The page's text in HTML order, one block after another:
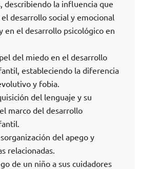
describiendo la influencia que
desarrollo social y emocional
en el desarrollo psicológico en
del miedo en el desarrollo
estableciendo la diferencia
y fobia.
del lenguaje y su
marco del desarrollo
del apego y
relacionadas.
de un niño a sus cuidadores